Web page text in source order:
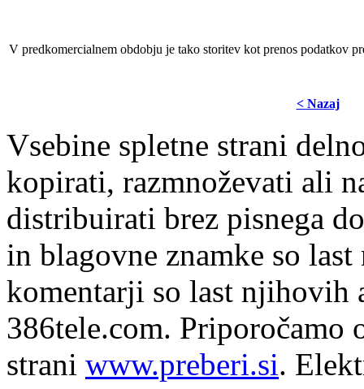
V predkomercialnem obdobju je tako storitev kot prenos podatkov
< Nazaj
Vsebine spletne strani
kopirati, razmnoževati ali
distribuirati brez pisnega
in blagovne znamke so
komentarji so last njihovih
386tele.com. Priporočamo
strani www.preberi.si.